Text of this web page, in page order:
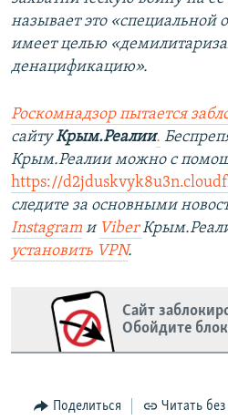
называет это «специальной
имеет целью
денацификацию».
Роскомнадзор пытается
сайтуКрым.Реалии.
Крым.Реалии можно с
https://
следите за основными
Instagram и Viber
установить VPN.
Сайт
Обойдите
Поделиться Читать без